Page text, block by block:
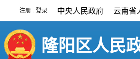
注册 登录 中央人民政府 云南省
隆阳区人民